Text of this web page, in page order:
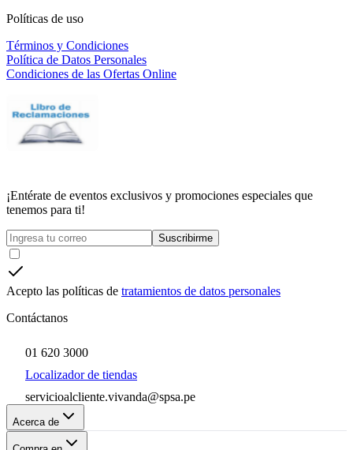
Políticas de uso
Términos y Condiciones
Política de Datos Personales
Condiciones de las Ofertas Online
¡Entérate de eventos exclusivos y promociones especiales que
tenemos para ti!
Suscribirme
Acepto las políticas de tratamientos de datos personales
Contáctanos
01 620 3000
Localizador de tiendas
servicioalcliente.vivanda@spsa.pe
Acerca de